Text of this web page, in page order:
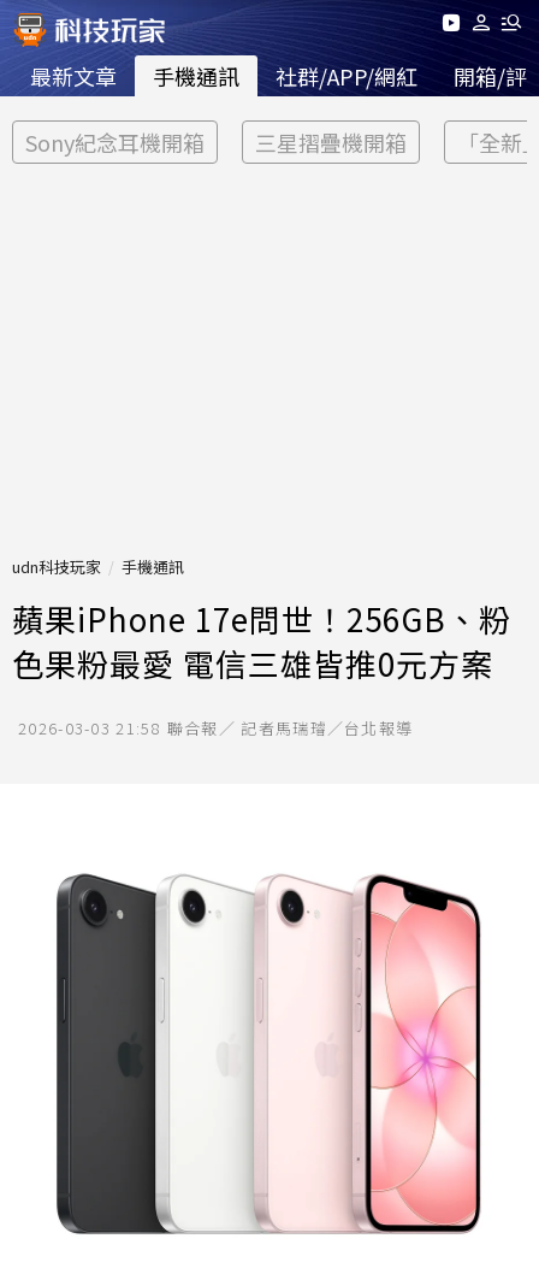
最新文章 手機通訊 社群/APP/網紅 開箱/評
Sony紀念耳機開箱 三星摺疊機開箱 「全新
udn科技玩家 手機通訊
蘋果iPhone 17e問世！256GB、粉
色果粉最愛 電信三雄皆推0元方案
2026-03-03 21:58 聯合報／ 記者馬瑞璿／台北報導